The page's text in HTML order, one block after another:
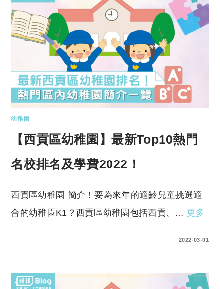
幼稚園
【西貢區幼稚園】最新Top10熱門
名校排名及學費2022！
西貢區幼稚園 簡介！要為來年的適齡兒童挑選適
合的幼稚園K1？西貢區幼稚園包括西貢、… 更多
2022-03-01